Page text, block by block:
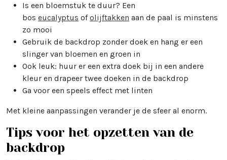
Is een bloemstuk te duur? Een
bos eucalyptus ofolijftakken aan de paal is minstens
zo mooi
Gebruik de backdrop zonder doek en hang er een
slinger van bloemen en groen in
Ook leuk: huur er een extra doek bij in een andere
kleur en drapeer twee doeken in de backdrop
Ga voor een speels effect met linten
Met kleine aanpassingen verander je de sfeer al enorm.
Tips voor het opzetten van de
backdrop